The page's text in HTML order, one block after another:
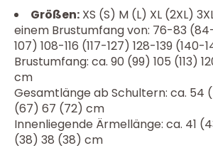
Größen: XS (S) M (L) XL (2XL)
einem Brustumfang von: 76-83
107) 108-116 (117-127) 128-139 (140-
Brustumfang: ca. 90 (99) 105 (113)
cm
Gesamtlänge ab Schultern: ca. 54
(67) 67 (72) cm
Innenliegende Ärmellänge: ca. 41
(38) 38 (38) cm